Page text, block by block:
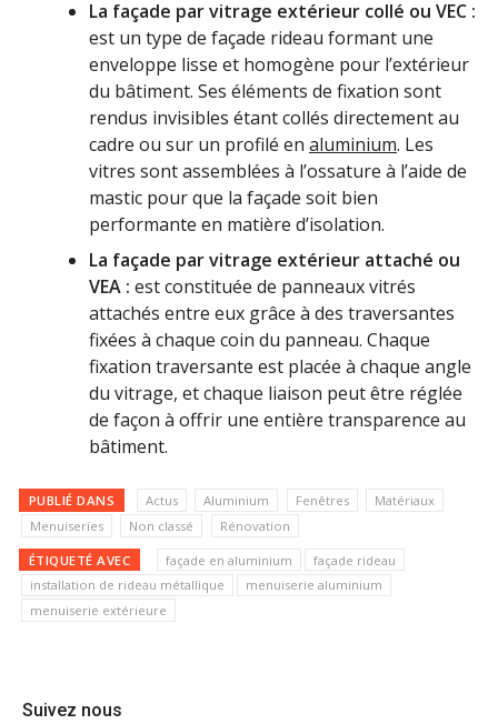
La façade par vitrage extérieur collé ou VEC :
est un type de façade rideau formant une
enveloppe lisse et homogène pour l’extérieur
du bâtiment. Ses éléments de fixation sont
rendus invisibles étant collés directement au
cadre ou sur un profilé en aluminium. Les
vitres sont assemblées à l’ossature à l’aide de
mastic pour que la façade soit bien
performante en matière d’isolation.
La façade par vitrage extérieur attaché ou
VEA : est constituée de panneaux vitrés
attachés entre eux grâce à des traversantes
fixées à chaque coin du panneau. Chaque
fixation traversante est placée à chaque angle
du vitrage, et chaque liaison peut être réglée
de façon à offrir une entière transparence au
bâtiment.
PUBLIÉ DANS Actus Aluminium Fenêtres
Matériaux
Menuiseries
Non classé Rénovation
ÉTIQUETÉ AVEC façade en aluminium
façade rideau
installation de rideau métallique
menuiserie aluminium
menuiserie extérieure
Suivez nous